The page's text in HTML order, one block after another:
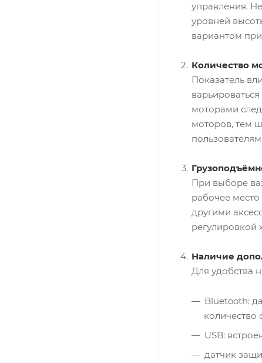
управления.
уровней
вариантом
Количество
Показатель
моторами
моторов, тем
При выборе
рабочее
другими
регулировкой
Наличие
Для удобства
Bluetooth:
количество
USB:
датчик